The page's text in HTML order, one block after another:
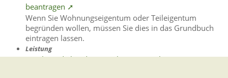
beantragen ➚
Wenn Sie Wohnungseigentum oder Teileigentum
begründen wollen, müssen Sie dies in das Grundbuch
eintragen lassen.
Leistung
Beschwerde bei der Notarkammer einlegen ➚